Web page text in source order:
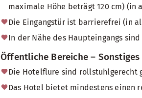
maximale Höhe beträgt 120 cm) (in
Die Eingangstür ist barrierefrei (in
In der Nähe des Haupteingangs
Öffentliche Bereiche – Sonstiges
Die Hotelflure sind rollstuhlgerecht
Das Hotel bietet mindestens einen